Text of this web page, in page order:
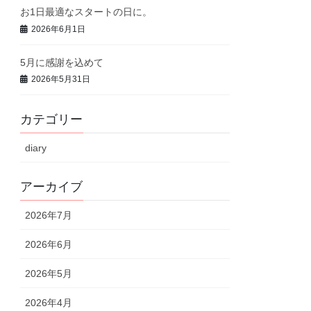
お1日最適なスタートの日に。
2026年6月1日
5月に感謝を込めて
2026年5月31日
カテゴリー
diary
アーカイブ
2026年7月
2026年6月
2026年5月
2026年4月